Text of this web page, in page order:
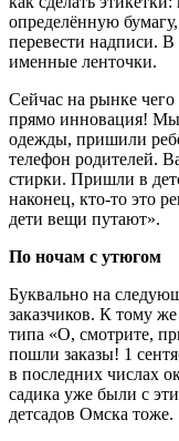
определённую
перевести надписи.
именные ленточки.
Сейчас на рынке чего
прямо инновация! Мы
одежды, пришили
телефон родителей.
стирки. Пришли в
наконец, кто-то это
дети вещи путают».
По ночам с утюгом
Буквально на
заказчиков. К тому
типа «О, смотрите,
пошли заказы! 1
в последних числах
садика уже были с
детсадов Омска тоже.